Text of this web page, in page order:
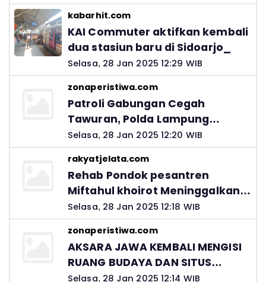
kabarhit.com
KAI Commuter aktifkan kembali
dua stasiun baru di Sidoarjo_
Selasa, 28 Jan 2025 12:29 WIB
zonaperistiwa.com
Patroli Gabungan Cegah
Tawuran, Polda Lampung
Ingatkan Peran Orang Tua
Selasa, 28 Jan 2025 12:20 WIB
rakyatjelata.com
Rehab Pondok pesantren
Miftahul khoirot Meninggalkan
Hutang Ke Material, Mantan
Kadis PUPR Harus Bertanggung
Jawab
Selasa, 28 Jan 2025 12:18 WIB
zonaperistiwa.com
AKSARA JAWA KEMBALI MENGISI
RUANG BUDAYA DAN SITUS
LELUHUR NUSANTARA
Selasa, 28 Jan 2025 12:14 WIB